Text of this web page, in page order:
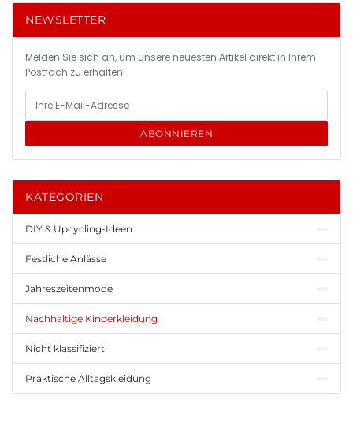
NEWSLETTER
Melden Sie sich an, um unsere neuesten Artikel direkt in Ihrem
Postfach zu erhalten.
ABONNIEREN
KATEGORIEN
DIY & Upcycling-Ideen
Festliche Anlässe
Jahreszeitenmode
Nachhaltige Kinderkleidung
Nicht klassifiziert
Praktische Alltagskleidung